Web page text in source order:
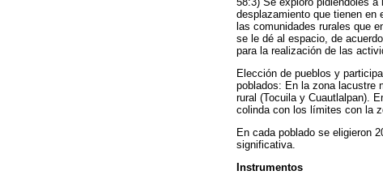
desplazamiento que tienen en
las comunidades rurales que
se le dé al espacio, de
para la realización de las
Elección de pueblos y
poblados: En la zona lacustre
rural (Tocuila y Cuautlalpan).
colinda con los límites con la
En cada poblado se eligieron
significativa.
Instrumentos